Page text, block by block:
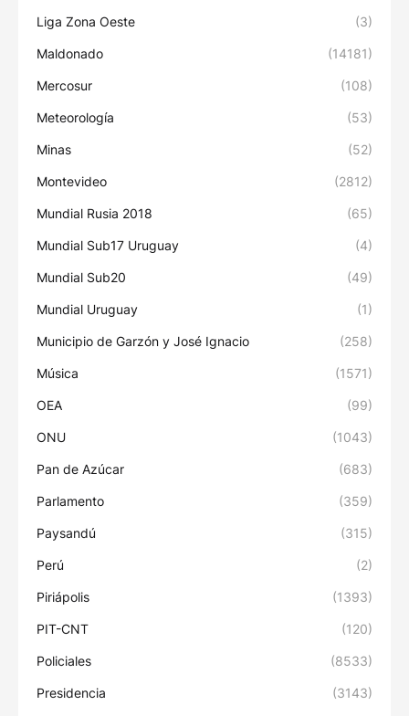
Liga Zona Oeste (3)
Maldonado (14181)
Mercosur (108)
Meteorología (53)
Minas (52)
Montevideo (2812)
Mundial Rusia 2018 (65)
Mundial Sub17 Uruguay (4)
Mundial Sub20 (49)
Mundial Uruguay (1)
Municipio de Garzón y José Ignacio (258)
Música (1571)
OEA (99)
ONU (1043)
Pan de Azúcar (683)
Parlamento (359)
Paysandú (315)
Perú (2)
Piriápolis (1393)
PIT-CNT (120)
Policiales (8533)
Presidencia (3143)